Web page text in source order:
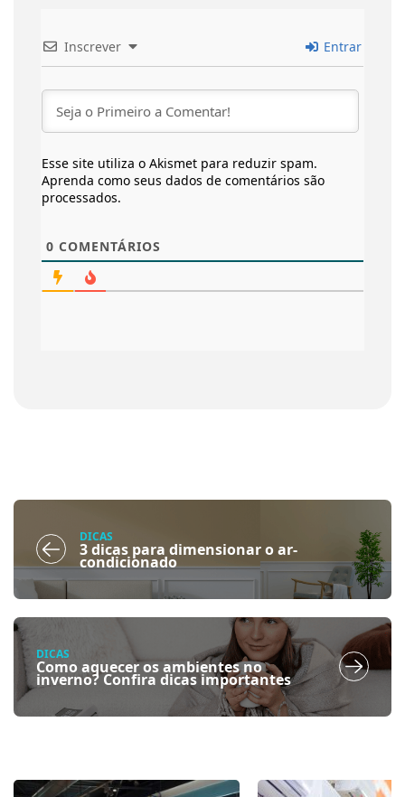
Inscrever Entrar
Esse site utiliza o Akismet para reduzir spam.
Aprenda como seus dados de comentários são
processados.
0 COMENTÁRIOS
DICAS
3 dicas para dimensionar o ar-
condicionado
DICAS
Como aquecer os ambientes no
inverno? Confira dicas importantes